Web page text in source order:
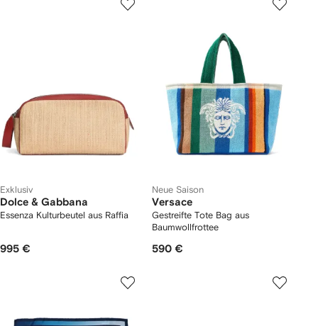
Exklusiv
Dolce & Gabbana
Essenza Kulturbeutel aus Raffia
995 €
Neue Saison
Versace
Gestreifte Tote Bag aus
Baumwollfrottee
590 €